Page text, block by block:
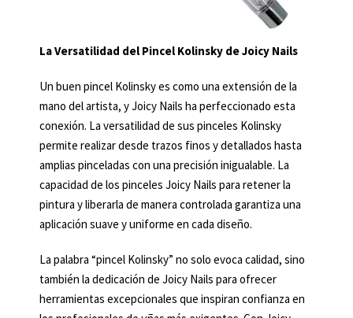
La Versatilidad del Pincel Kolinsky de Joicy Nails
Un buen pincel Kolinsky es como una extensión de la
mano del artista, y Joicy Nails ha perfeccionado esta
conexión. La versatilidad de sus pinceles Kolinsky
permite realizar desde trazos finos y detallados hasta
amplias pinceladas con una precisión inigualable. La
capacidad de los pinceles Joicy Nails para retener la
pintura y liberarla de manera controlada garantiza una
aplicación suave y uniforme en cada diseño.
La palabra “pincel Kolinsky” no solo evoca calidad, sino
también la dedicación de Joicy Nails para ofrecer
herramientas excepcionales que inspiran confianza en